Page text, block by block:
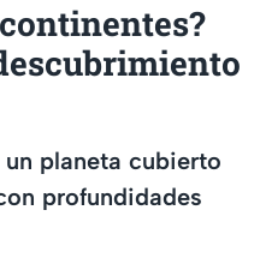
planeta cubierto
profundidades